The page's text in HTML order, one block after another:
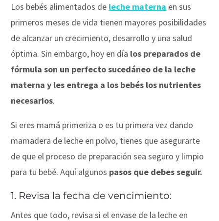
Los bebés alimentados de leche materna en sus
primeros meses de vida tienen mayores posibilidades
de alcanzar un crecimiento, desarrollo y una salud
óptima. Sin embargo, hoy en día los preparados de
fórmula son un perfecto sucedáneo de la leche
materna y les entrega a los bebés los nutrientes
necesarios.
Si eres mamá primeriza o es tu primera vez dando
mamadera de leche en polvo, tienes que asegurarte
de que el proceso de preparación sea seguro y limpio
para tu bebé. Aquí algunos pasos que debes seguir.
1. Revisa la fecha de vencimiento:
Antes que todo, revisa si el envase de la leche en